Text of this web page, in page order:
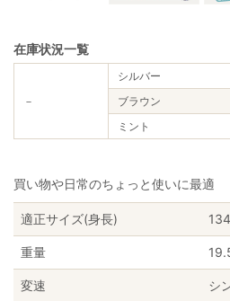
在庫状況一覧
－
シルバー
ブラウン
ミント
買い物や日常のちょっと使いに最適
適正サイズ(身長)
重量
変速 シ